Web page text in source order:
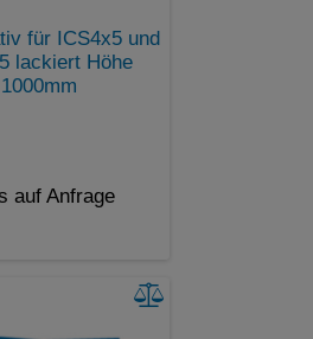
für ICS4x5 und
lackiert Höhe
1000mm
auf Anfrage